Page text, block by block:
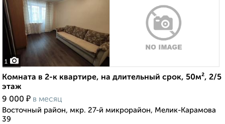
1
Комната в 2-к квартире, на длительный срок, 50м², 2/5
этаж
9 000 ₽ в месяц
Восточный район, мкр. 27-й микрорайон, Мелик-Карамова
39